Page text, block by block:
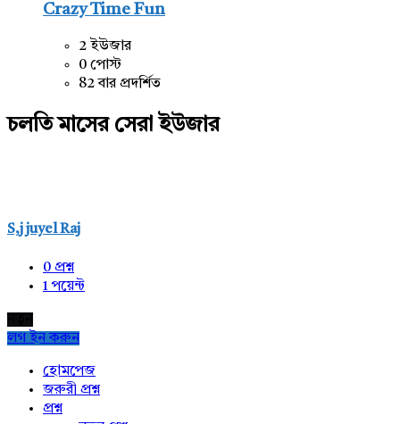
Crazy Time Fun
2 ইউজার
0 পোস্ট
82 বার প্রদর্শিত
চলতি মাসের সেরা ইউজার
S,j juyel Raj
0 প্রশ্ন
1পয়েন্ট
লগ ইন করুন
Exploreহোমপেজ
জরুরী প্রশ্ন
প্রশ্ন